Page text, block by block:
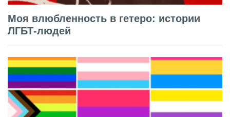
Моя влюбленность в гетеро: истории
ЛГБТ-людей